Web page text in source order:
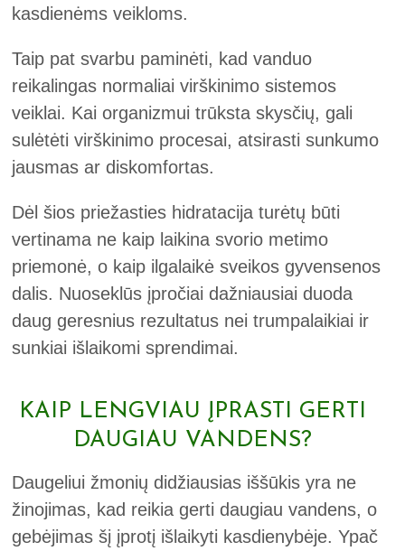
kasdienėms veikloms.
Taip pat svarbu paminėti, kad vanduo
reikalingas normaliai virškinimo sistemos
veiklai. Kai organizmui trūksta skysčių, gali
sulėtėti virškinimo procesai, atsirasti sunkumo
jausmas ar diskomfortas.
Dėl šios priežasties hidratacija turėtų būti
vertinama ne kaip laikina svorio metimo
priemonė, o kaip ilgalaikė sveikos gyvensenos
dalis. Nuoseklūs įpročiai dažniausiai duoda
daug geresnius rezultatus nei trumpalaikiai ir
sunkiai išlaikomi sprendimai.
KAIP LENGVIAU ĮPRASTI GERTI
DAUGIAU VANDENS?
Daugeliui žmonių didžiausias iššūkis yra ne
žinojimas, kad reikia gerti daugiau vandens, o
gebėjimas šį įprotį išlaikyti kasdienybėje. Ypač